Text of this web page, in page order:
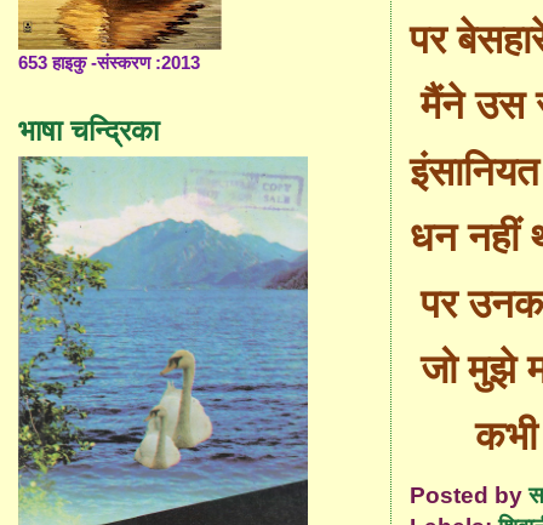
पर
मैंने उस
धन नहीं
पर
जो मुझे
Posted by
653 हाइकु -संस्करण :2013
भाषा चन्द्रिका